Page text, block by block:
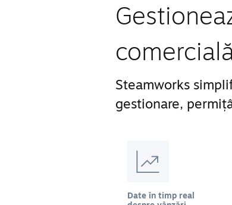
Steamworks
gestionare,
Date în timp real